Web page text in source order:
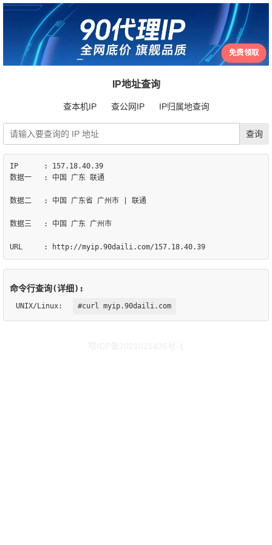
免费领取
IP地址查询
查本机IP 查公网IP IP归属地查询
IP	: 157.18.40.39
数据一	: 中国 广东 联通
数据二	: 中国 广东省 广州市 | 联通
数据三	: 中国 广东 广州市
命令行查询(详细):
UNIX/Linux: #curl myip.90daili.com